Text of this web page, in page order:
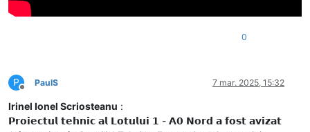
0
P
Deconectat
PaulS 7 mar. 2025, 15:32
Irinel Ionel Scriosteanu :
𝗣𝗿𝗼𝗶𝗲𝗰𝘁𝘂𝗹 𝘁𝗲𝗵𝗻𝗶𝗰 𝗮𝗹 𝗟𝗼𝘁𝘂𝗹𝘂𝗶 𝟭 - 𝗔𝟬 𝗡𝗼𝗿𝗱 𝗮 𝗳𝗼𝘀𝘁 𝗮𝘃𝗶𝘇𝗮𝘁